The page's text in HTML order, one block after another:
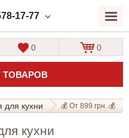
17-77
ТОВАРОВ
0 0
для кухни 💰 От 899 грн. 💰
кухни